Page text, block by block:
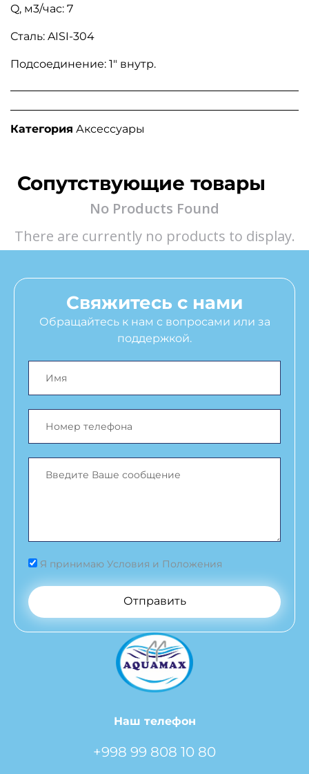
Q, м3/час: 7
Сталь: AISI-304
Подсоединение: 1″ внутр.
Категория Аксессуары
Сопутствующие товары
No Products Found
There are currently no products to display.
Свяжитесь с нами
Обращайтесь к нам с вопросами или за
поддержкой.
Я принимаю Условия и Положения
Отправить
Наш телефон
+998 99 808 10 80